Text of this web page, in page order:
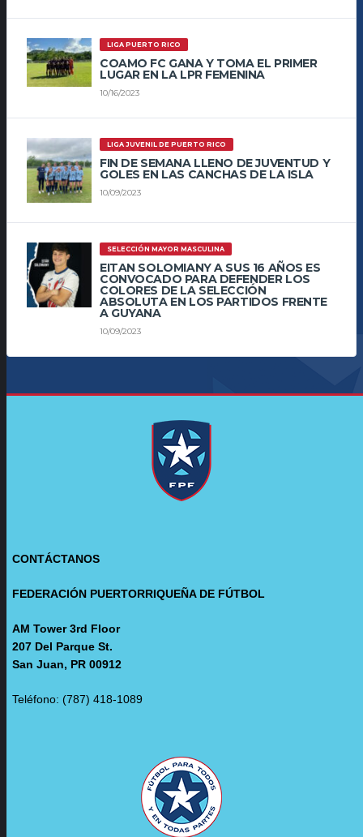
LIGA PUERTO RICO
COAMO FC GANA Y TOMA EL PRIMER
LUGAR EN LA LPR FEMENINA
10/16/2023
LIGA JUVENIL DE PUERTO RICO
FIN DE SEMANA LLENO DE JUVENTUD Y
GOLES EN LAS CANCHAS DE LA ISLA
10/09/2023
SELECCIÓN MAYOR MASCULINA
EITAN SOLOMIANY A SUS 16 AÑOS ES
CONVOCADO PARA DEFENDER LOS
COLORES DE LA SELECCIÓN
ABSOLUTA EN LOS PARTIDOS FRENTE
A GUYANA
10/09/2023
CONTÁCTANOS
FEDERACIÓN PUERTORRIQUEÑA DE FÚTBOL
AM Tower 3rd Floor
207 Del Parque St.
San Juan, PR 00912
Teléfono: (787) 418-1089